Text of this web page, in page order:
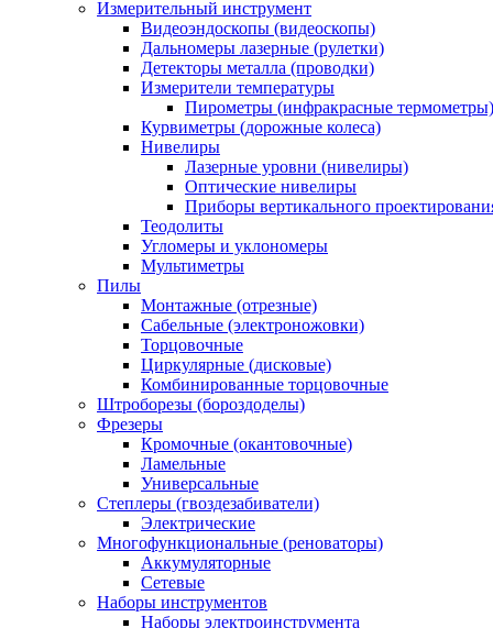
Измерительный инструмент
Видеоэндоскопы (видеоскопы)
Дальномеры лазерные (рулетки)
Детекторы металла (проводки)
Измерители температуры
Пирометры (инфракрасные термометры)
Курвиметры (дорожные колеса)
Нивелиры
Лазерные уровни (нивелиры)
Оптические нивелиры
Приборы вертикального
Теодолиты
Угломеры и уклономеры
Мультиметры
Пилы
Монтажные (отрезные)
Сабельные (электроножовки)
Торцовочные
Циркулярные (дисковые)
Комбинированные торцовочные
Штроборезы (бороздоделы)
Фрезеры
Кромочные (окантовочные)
Ламельные
Универсальные
Степлеры (гвоздезабиватели)
Электрические
Многофункциональные (реноваторы)
Аккумуляторные
Сетевые
Наборы инструментов
Наборы электроинструмента